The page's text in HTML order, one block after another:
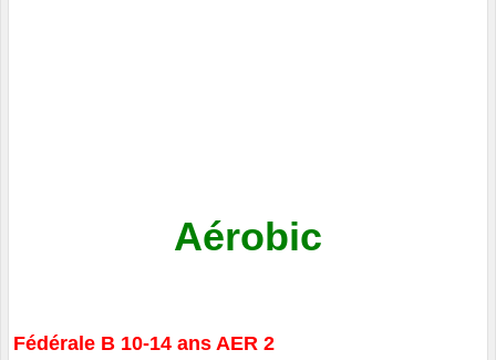
Aérobic
Fédérale B 10-14 ans AER 2